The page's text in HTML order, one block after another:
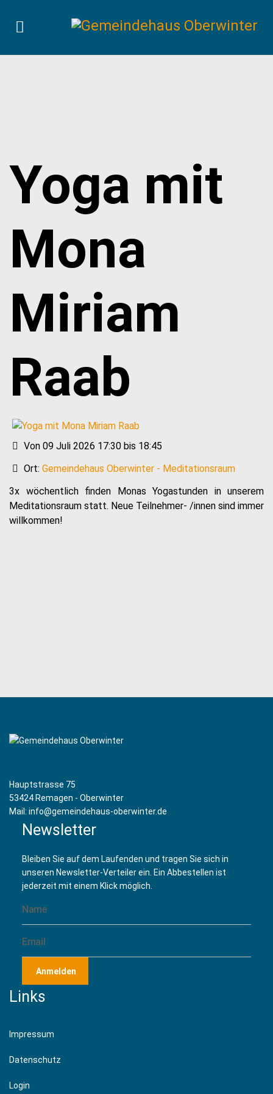
Yoga mit
Mona
Miriam
Raab
Von 09 Juli 2026 17:30 bis 18:45
Ort: Gemeindehaus Oberwinter - Meditationsraum
3x wöchentlich finden Monas Yogastunden in unserem
Meditationsraum statt. Neue Teilnehmer- /innen sind immer
willkommen!
Hauptstrasse 75
53424 Remagen - Oberwinter
Mail: info@gemeindehaus-oberwinter.de
Newsletter
Bleiben Sie auf dem Laufenden und tragen Sie sich in
unseren Newsletter-Verteiler ein. Ein Abbestellen ist
jederzeit mit einem Klick möglich.
Anmelden
Links
Impressum
Datenschutz
Login